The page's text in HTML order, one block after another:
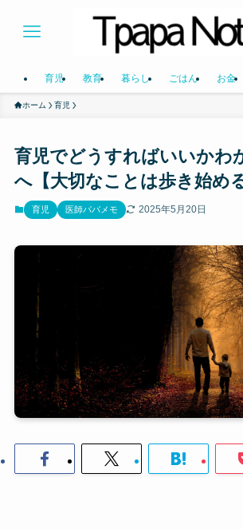
育児 教育 暮らし ごはん お金
ホーム 育児
育児でどうすればいいかわ
へ【大切なことは歩き始め
育児 医師パパメモ 2025年5月20日